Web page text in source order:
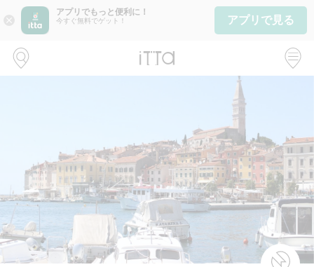
close
アプリでもっと便利に！
今すぐ無料でゲット！ アプリで見る